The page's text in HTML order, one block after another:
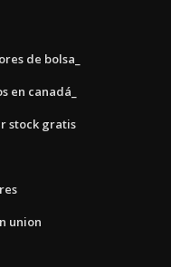
de bolsa_
en canadá_
stock gratis
union